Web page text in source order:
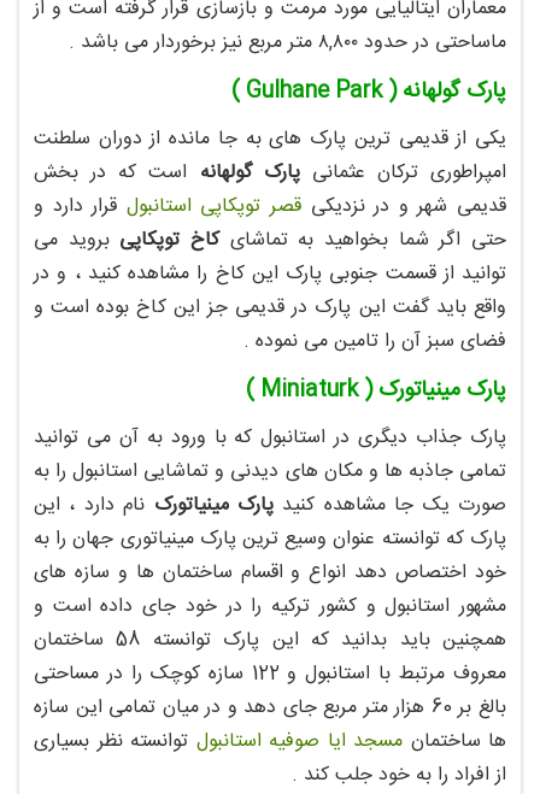
معماران ایتالیایی مورد مرمت و بازسازی قرار گرفته است و از
ماساحتی در حدود ۸,۸۰۰ متر مربع نیز برخوردار می باشد .
پارک گولهانه ( Gulhane Park )
یکی از قدیمی ترین پارک های به جا مانده از دوران سلطنت
امپراطوری ترکان عثمانیپارک گولهانه است که در بخش
قدیمی شهر و در نزدیکی قصر توپکاپی استانبول قرار دارد و
حتی اگر شما بخواهید به تماشایکاخ توپکاپی بروید می
توانید از قسمت جنوبی پارک این کاخ را مشاهده کنید ، و در
واقع باید گفت این پارک در قدیمی جز این کاخ بوده است و
فضای سبز آن را تامین می نموده .
پارک مینیاتورک ( Miniaturk )
پارک جذاب دیگری در استانبول که با ورود به آن می توانید
تمامی جاذبه ها و مکان های دیدنی و تماشایی استانبول را به
صورت یک جا مشاهده کنید پارک مینیاتورک نام دارد ، این
پارک که توانسته عنوان وسیع ترین پارک مینیاتوری جهان را به
خود اختصاص دهد انواع و اقسام ساختمان ها و سازه های
مشهور استانبول و کشور ترکیه را در خود جای داده است و
همچنین باید بدانید که این پارک توانسته 58 ساختمان
معروف مرتبط با استانبول و 122 سازه کوچک را در مساحتی
بالغ بر 60 هزار متر مربع جای دهد و در میان تمامی این سازه
ها ساختمان مسجد ایا صوفیه استانبول توانسته نظر بسیاری
از افراد را به خود جلب کند .